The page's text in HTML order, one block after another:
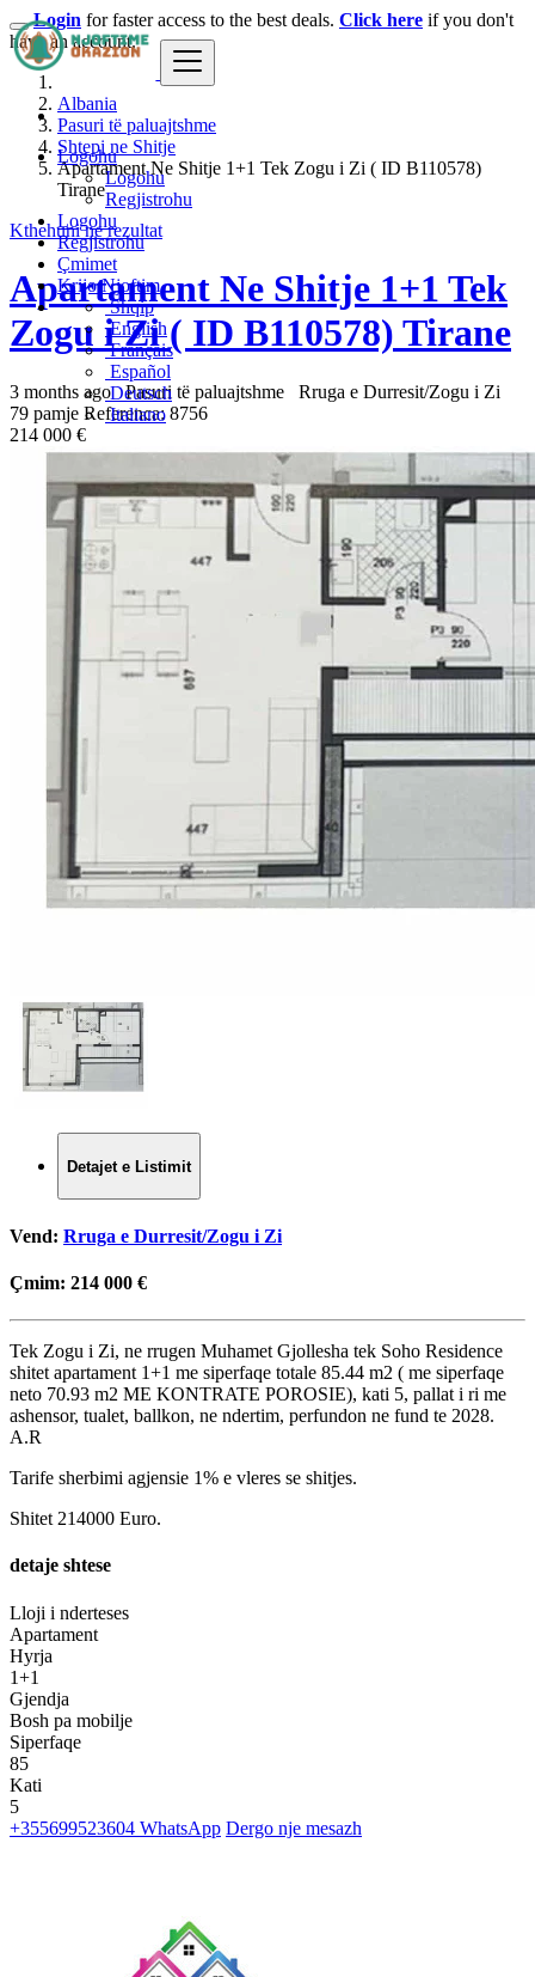
Logohu
Logohu
Regjistrohu
Logohu
Regjistrohu
Çmimet
Krijo Njoftim
Shqip
English
Français
Español
Deutsch
Italiano
Login for faster access to the best deals. Click here if you don't
have an account.
Albania
Pasuri të paluajtshme
Shtepi ne Shitje
Apartament Ne Shitje 1+1 Tek Zogu i Zi ( ID B110578)
Tirane
Kthehuni ne rezultat
Apartament Ne Shitje 1+1 Tek
Zogu i Zi ( ID B110578) Tirane
3 months ago Pasuri të paluajtshme
Rruga e Durresit/Zogu i Zi
79 pamje Referenca: 8756
214 000 €
Detajet e Listimit
Vend: Rruga e Durresit/Zogu i Zi
Çmim: 214 000 €
Tek Zogu i Zi, ne rrugen Muhamet Gjollesha tek Soho Residence
shitet apartament 1+1 me siperfaqe totale 85.44 m2 ( me siperfaqe
neto 70.93 m2 ME KONTRATE POROSIE), kati 5, pallat i ri me
ashensor, tualet, ballkon, ne ndertim, perfundon ne fund te 2028.
A.R
Tarife sherbimi agjensie 1% e vleres se shitjes.
Shitet 214000 Euro.
detaje shtese
Lloji i nderteses
Apartament
Hyrja
1+1
Gjendja
Bosh pa mobilje
Siperfaqe
85
Kati
5
+355699523604 WhatsApp Dergo nje mesazh